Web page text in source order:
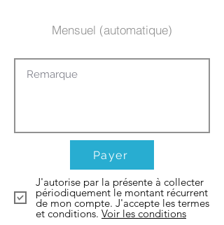
Mensuel (automatique)
Payer
J'autorise par la présente à collecter
périodiquement le montant récurrent
de mon compte. J'accepte les termes
et conditions. Voir les conditions